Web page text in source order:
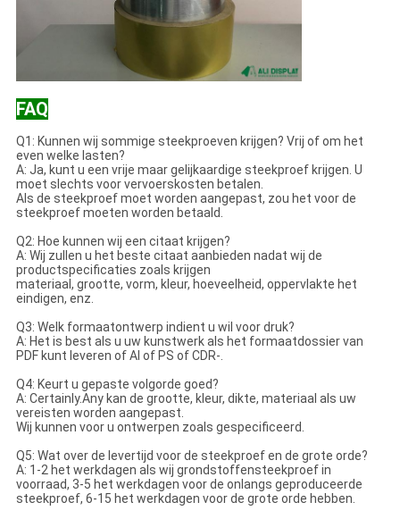
FAQ
Q1: Kunnen wij sommige steekproeven krijgen? Vrij of om het
even welke lasten?
A: Ja, kunt u een vrije maar gelijkaardige steekproef krijgen. U
moet slechts voor vervoerskosten betalen.
Als de steekproef moet worden aangepast, zou het voor de
steekproef moeten worden betaald.
Q2: Hoe kunnen wij een citaat krijgen?
A: Wij zullen u het beste citaat aanbieden nadat wij de
productspecificaties zoals krijgen
materiaal, grootte, vorm, kleur, hoeveelheid, oppervlakte het
eindigen, enz.
Q3: Welk formaatontwerp indient u wil voor druk?
A: Het is best als u uw kunstwerk als het formaatdossier van
PDF kunt leveren of AI of PS of CDR-.
Q4: Keurt u gepaste volgorde goed?
A: Certainly.Any kan de grootte, kleur, dikte, materiaal als uw
vereisten worden aangepast.
Wij kunnen voor u ontwerpen zoals gespecificeerd.
Q5: Wat over de levertijd voor de steekproef en de grote orde?
A: 1-2 het werkdagen als wij grondstoffensteekproef in
voorraad, 3-5 het werkdagen voor de onlangs geproduceerde
steekproef, 6-15 het werkdagen voor de grote orde hebben.